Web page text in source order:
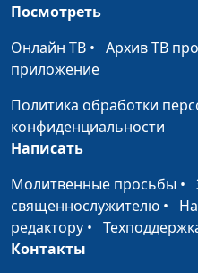
Суеверие
Порча и сглаз
Гороскоп. Причины
популярности
Посмотреть
Онлайн ТВ • Архив ТВ
приложение
Политика обработки
конфиденциальности
Написать
Молитвенные просьбы •
священнослужителю •
редактору •
Контакты